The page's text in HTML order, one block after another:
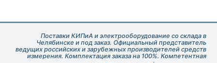
Поставки КИПиА и электрооборудование со склада в
Челябинске и под заказ. Официальный представитель
ведущих российских и зарубежных производителей средств
измерения. Комплектация заказа на 100%. Компетентная